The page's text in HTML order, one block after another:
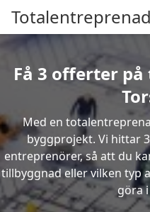
Få 3 offerter
Med en
byggprojekt. Vi hittar
entreprenörer, så att du
tillbyggnad eller vilken typ
göra i